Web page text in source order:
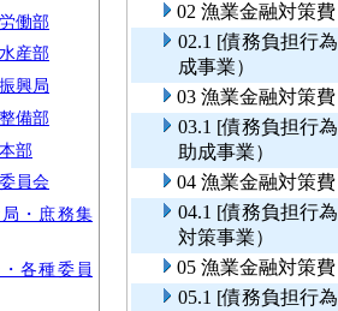
働部
産部
興局
備部
部
員会
・庶務集
各種委員
02 漁業金融対策
02.1 [債務負担行
成事業）
03 漁業金融対策
03.1 [債務負担行
助成事業）
04 漁業金融対策
04.1 [債務負担行
対策事業）
05 漁業金融対策
05.1 [債務負担行